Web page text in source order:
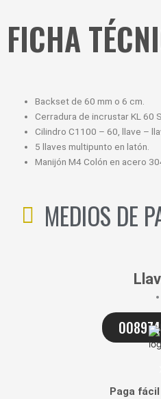
NIQUELADA
KIT6001-
4
FICHA
Backset de 60 mm o 6 cm.
Cerradura de incrustar KL 60 S.
Cilindro C1100 – 60, llave –
5 llaves multipunto en latón.
Manijón M4 Colón en acero
MEDIOS DE
Paga fácil